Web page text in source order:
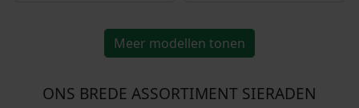
Meer modellen tonen
ONS BREDE ASSORTIMENT SIERADEN